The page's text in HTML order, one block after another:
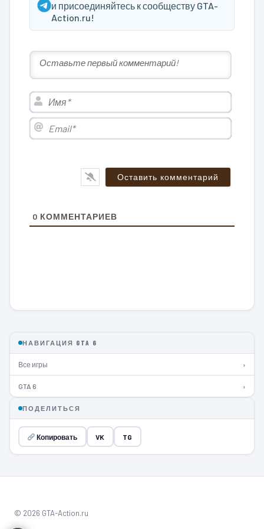
и присоединяйтесь к сообществу GTA-
Action.ru!
Имя*
Email*
0 КОММЕНТАРИЕВ
НАВИГАЦИЯ GTA 6
Все игры ›
GTA 6 ›
ПОДЕЛИТЬСЯ
Копировать VK TG
© 2026 GTA-Action.ru